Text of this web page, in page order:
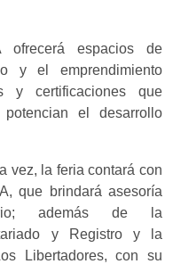
espacios de
y el emprendimiento
y certificaciones que
el desarrollo
vez, la feria contará con
que brindará asesoría
además de la
y Registro y la
Libertadores, con su